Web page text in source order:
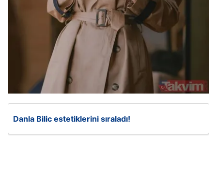
Danla Bilic estetiklerini sıraladı!